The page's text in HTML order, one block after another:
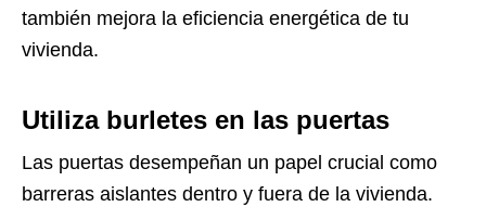
también mejora la eficiencia energética de tu
vivienda.
Utiliza burletes en las puertas
Las puertas desempeñan un papel crucial como
barreras aislantes dentro y fuera de la vivienda.